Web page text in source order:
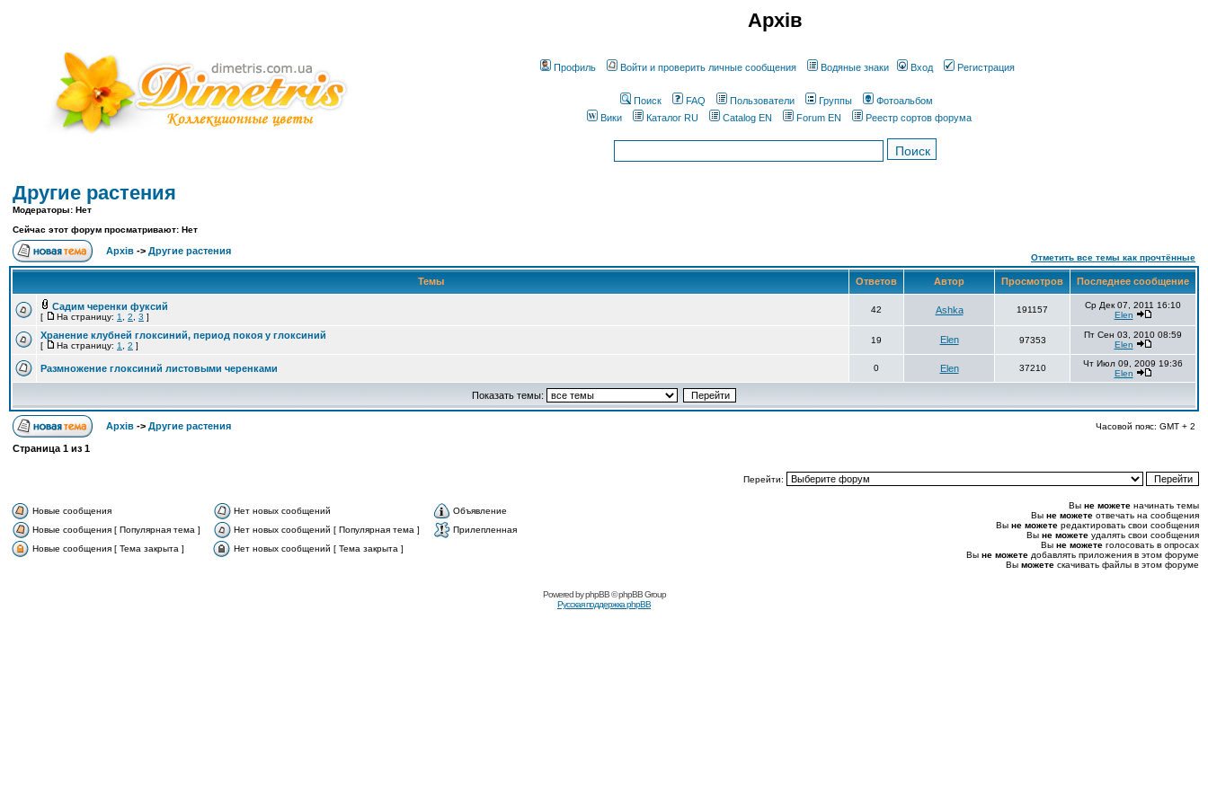
Архів
Профиль Войти и проверить личные сообщения Водяные знаки Вход Регистрация
Поиск FAQ Пользователи Группы
Фотоальбом
Вики
Каталог RU Catalog EN Forum EN Реестр сортов форума
Другие растения
Модераторы: Нет
Сейчас этот форум просматривают: Нет
Архів -> Другие растения
Отметить все темы как прочтённые
Темы Ответов Автор Просмотров Последнее сообщение
Садим черенки фуксий
[ На страницу: 1 2 3 ]
42 Ashka 191157
Ср Дек 07, 2011 16:10
Elen
Хранение клубней глоксиний, период покоя у глоксиний
[ На страницу: 1 2 ]
19 Elen 97353
Пт Сен 03, 2010 08:59
Elen
Размножение глоксиний листовыми черенками 0 Elen 37210
Чт Июл 09, 2009 19:36
Elen
Показать темы:
Архів -> Другие растения Часовой пояс: GMT + 2
Страница 1 из 1
Перейти:
Новые сообщения Нет новых сообщений
Объявление
Новые сообщения [ Популярная тема ]
Нет новых сообщений [ Популярная тема ]
Прилепленная
Новые сообщения [ Тема закрыта ]
Нет новых сообщений [ Тема закрыта ]
Вы не можете начинать темы
Вы не можете отвечать на сообщения
Вы не можете редактировать свои сообщения
Вы не можете удалять свои сообщения
Вы не можете голосовать в опросах
Вы не можете добавлять приложения в этом форуме
Вы можете скачивать файлы в этом форуме
Powered byphpBB© phpBB Group
Русская поддержка phpBB